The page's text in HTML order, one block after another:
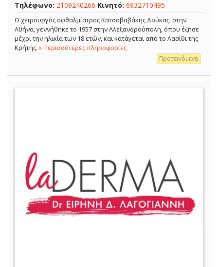
Τηλέφωνο: 2109240266 Κινητό: 6932710495
Ο χειρουργός οφθαλμίατρος Κατσαβαβάκης Δούκας, στην
Αθήνα, γεννήθηκε το 1957 στην Αλεξανδρούπολη, όπου έζησε
μέχρι την ηλικία των 18 ετών, και κατάγεται από το Λασίθι της
Κρήτης. » Περισσότερες πληροφορίες
Προτεινόμενα